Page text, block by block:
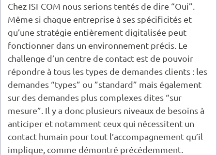
Chez ISI-COM nous serions tentés de dire “Oui”.
Même si chaque entreprise à ses spécificités et
qu’une stratégie entièrement digitalisée peut
fonctionner dans un environnement précis. Le
challenge d’un centre de contact est de pouvoir
répondre à tous les types de demandes clients : les
demandes “types” ou ”standard” mais également
sur des demandes plus complexes dites “sur
mesure”. Il y a donc plusieurs niveaux de besoins à
anticiper et notamment ceux qui nécessitent un
contact humain pour tout l’accompagnement qu’il
implique, comme démontré précédemment.